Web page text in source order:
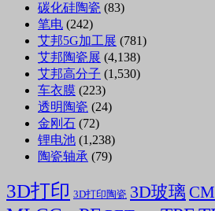
碳化硅陶瓷 (83)
笔电 (242)
艾邦5G加工展 (781)
艾邦陶瓷展 (4,138)
艾邦高分子 (1,530)
车衣膜 (223)
透明陶瓷 (24)
金刚石 (72)
锂电池 (1,238)
陶瓷轴承 (79)
3D打印 3D打印陶瓷 3D玻璃